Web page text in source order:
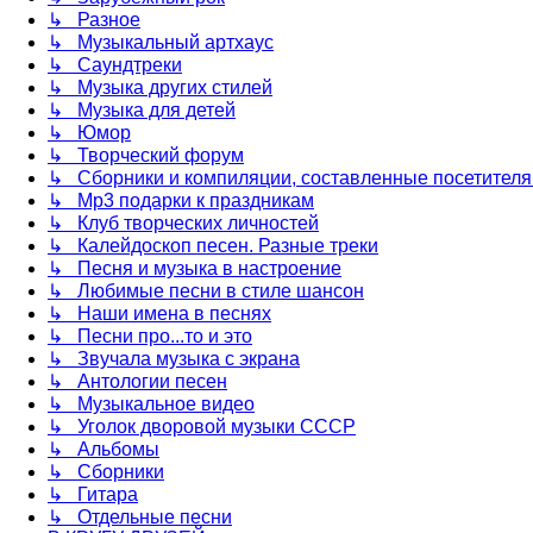
↳ Разное
↳ Музыкальный артхаус
↳ Саундтреки
↳ Музыка других стилей
↳ Музыка для детей
↳ Юмор
↳ Творческий форум
↳ Сборники и компиляции, составленные
↳ Mp3 подарки к праздникам
↳ Клуб творческих личностей
↳ Калейдоскоп песен. Разные треки
↳ Песня и музыка в настроение
↳ Любимые песни в стиле шансон
↳ Наши имена в песнях
↳ Песни про...то и это
↳ Звучала музыка с экрана
↳ Антологии песен
↳ Музыкальное видео
↳ Уголок дворовой музыки СССР
↳ Альбомы
↳ Сборники
↳ Гитара
↳ Отдельные песни